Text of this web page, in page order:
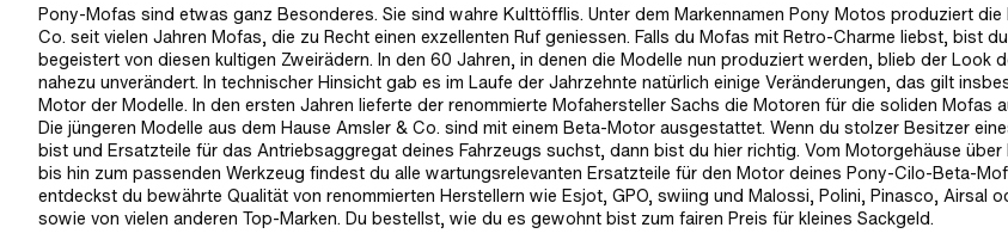
Pony-Mofas sind etwas ganz Besonderes. Sie sind wahre Kulttöfflis. Unter dem Markennamen Pony Motos produziert die
Co. seit vielen Jahren Mofas, die zu Recht einen exzellenten Ruf geniessen. Falls du Mofas mit Retro-Charme liebst, bist
begeistert von diesen kultigen Zweirädern. In den 60 Jahren, in denen die Modelle nun produziert werden, blieb der Look
nahezu unverändert. In technischer Hinsicht gab es im Laufe der Jahrzehnte natürlich einige Veränderungen, das gilt
Motor der Modelle. In den ersten Jahren lieferte der renommierte Mofahersteller Sachs die Motoren für die soliden Mofas
Die jüngeren Modelle aus dem Hause Amsler & Co. sind mit einem Beta-Motor ausgestattet. Wenn du stolzer Besitzer
bist und Ersatzteile für das Antriebsaggregat deines Fahrzeugs suchst, dann bist du hier richtig. Vom Motorgehäuse
bis hin zum passenden Werkzeug findest du alle wartungsrelevanten Ersatzteile für den Motor deines Pony-Cilo-Beta-
entdeckst du bewährte Qualität von renommierten Herstellern wie Esjot, GPO, swiing und Malossi, Polini, Pinasco, Airsal
sowie von vielen anderen Top-Marken. Du bestellst, wie du es gewohnt bist zum fairen Preis für kleines Sackgeld.